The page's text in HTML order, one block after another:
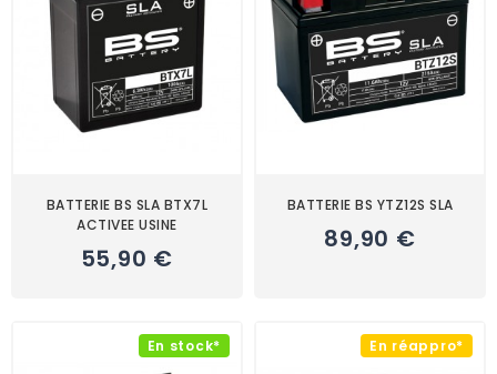
BATTERIE BS SLA BTX7L
ACTIVEE USINE
55,90 €
BATTERIE BS YTZ12S SLA
89,90 €
En stock* En réappro*